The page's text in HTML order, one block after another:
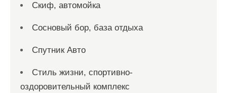
Скиф, автомойка
Сосновый бор, база отдыха
Спутник Авто
Стиль жизни, спортивно-
оздоровительный комплекс